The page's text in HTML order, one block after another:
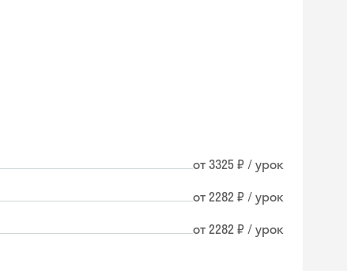
от 3325 ₽ / урок
от 2282 ₽ / урок
от 2282 ₽ / урок